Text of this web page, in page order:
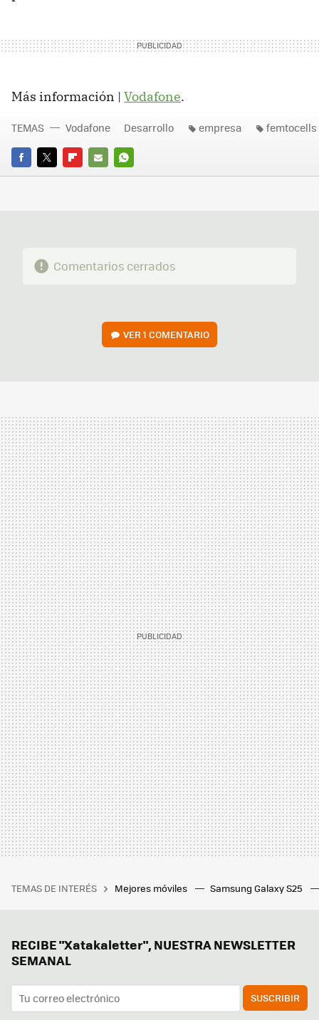
Más información | Vodafone.
FACEBOOK
TWITTERFLIPBOARD
E-
WHATSAPP
TEMAS Vodafone Desarrollo empresa femtocells
Comentarios cerrados
VER1 COMENTARIO
TEMAS DE INTERÉS Mejores móviles Samsung Galaxy S25
RECIBE "Xatakaletter", NUESTRA NEWSLETTER
SEMANAL
SUSCRIBIR